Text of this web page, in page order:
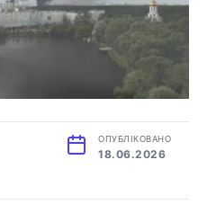
ОПУБЛІКОВАНО
18.06.2026